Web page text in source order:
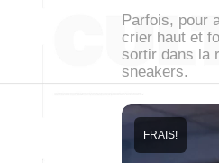
Parfois, pour
crier haut et
sortir dans la
sneakers.
FRAIS!